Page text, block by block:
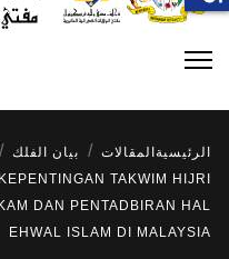
الرئيسية المقالات
بيان الفلك
TAKWIM HIJRI
DAN PENTADBIRAN HAL
EHWAL ISLAM DI MALAYSIA